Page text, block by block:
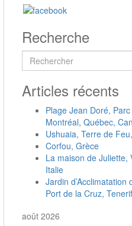
Recherche
Rechercher...
Articles récents
Plage Jean Doré,
Montréal, Québec,
Ushuaia, Terre de
Corfou, Grèce
La maison de Juliette,
Italie
Jardin d’Acclimatation
Port de la Cruz,
août 2026